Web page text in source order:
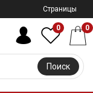
Страницы
Поиск
0 0